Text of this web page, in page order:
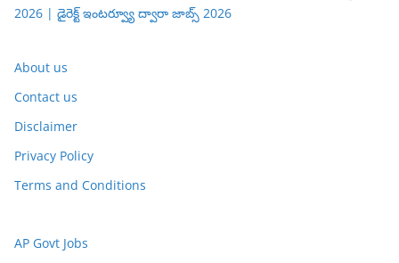
2026 | డైరెక్ట్ ఇంటర్వ్యూ ద్వారా జాబ్స్ 2026
About us
Contact us
Disclaimer
Privacy Policy
Terms and Conditions
AP Govt Jobs